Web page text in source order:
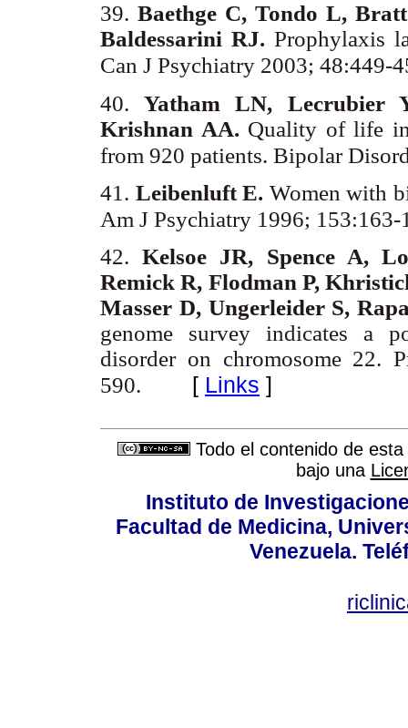
39. Baethge C, Tondo L,
Baldessarini RJ. Prophylaxis
Can J Psychiatry 2003; 48:449-
40.Yatham LN, Lecrubier
Krishnan AA. Quality of life
from 920 patients. Bipolar
41. Leibenluft E. Women with
Am J Psychiatry 1996;
42.Kelsoe JR, Spence A,
Remick R, Flodman P,
Masser D, Ungerleider S,
genome survey indicates a
disorder on chromosome 22.
590. [ Links ]
Todo el contenido de
bajo una
Instituto de
Facultad de Medicina,
Venezuela.